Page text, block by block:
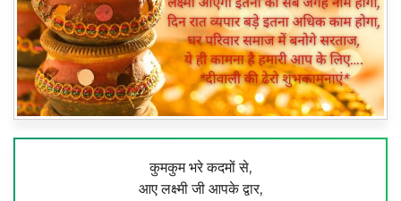
कुमकुम भरे कदमों से,
आए लक्ष्मी जी आपके द्वार,